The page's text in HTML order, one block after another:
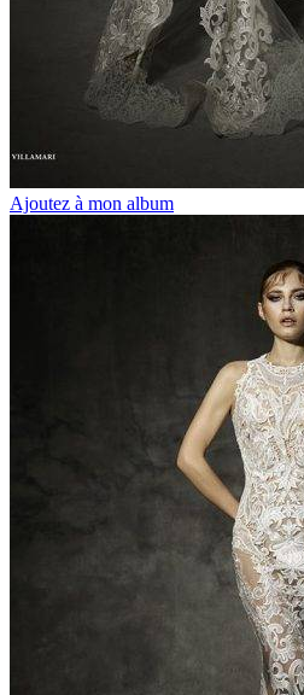
Ajoutez à mon album